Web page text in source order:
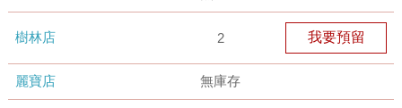
樹林店 2 我要預留
麗寶店 無庫存